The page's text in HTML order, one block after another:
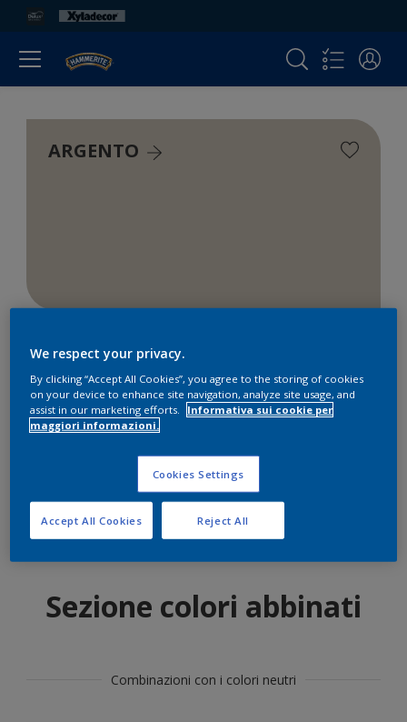
ARGENTO
Trova il prodotto in questo colore
Vai
Sezione colori abbinati
Combinazioni con i colori neutri
We respect your privacy.
By clicking “Accept All Cookies”, you agree to the storing of cookies
on your device to enhance site navigation, analyze site usage, and
assist in our marketing efforts.
Informativa sui cookie per
maggiori informazioni.
Cookies Settings
Reject All
Accept All Cookies